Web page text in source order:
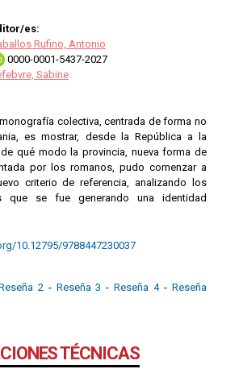
es:
Rufino, Antonio
0000-0001-5437-2027
Sabine
colectiva, centrada de forma no
es mostrar, desde la República a la
qué modo la provincia, nueva forma de
por los romanos, pudo comenzar a
criterio de referencia, analizando los
que se fue generando una identidad
10.12795/9788447230037
2 - Reseña 3 -Reseña 4-Reseña
TÉCNICAS